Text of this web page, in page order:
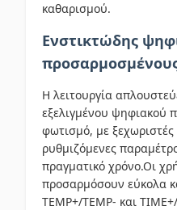
καθαρισμού.
Ενστικτώδης
Η λειτουργία
εξελιγμένου ψηφιακού
φωτισμό, με ξεχωριστές
ρυθμιζόμενες
πραγματικό χρόνο.Οι
προσαρμόσουν εύκολα
TEMP+/TEMP- και